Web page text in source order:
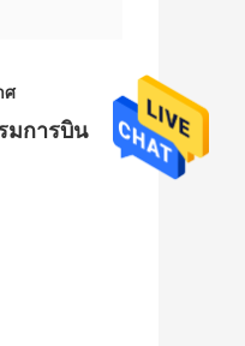
ศ
มการบิน